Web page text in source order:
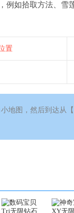
例如拾取方法、雪
置
地图，然后到达从